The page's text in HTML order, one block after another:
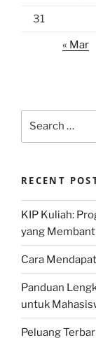
31
« Mar
RECENT
KIP Kuliah:
yang
Cara
Panduan
untuk
Peluang